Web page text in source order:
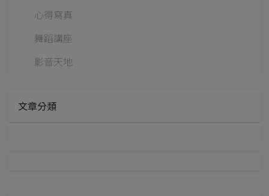
心得寫真
舞蹈講座
影音天地
文章分類